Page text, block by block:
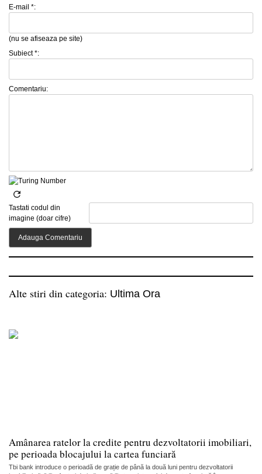
E-mail *:
(nu se afiseaza pe site)
Subiect *:
Comentariu:
Tastati codul din
imagine (doar cifre)
Alte stiri din categoria: Ultima Ora
Amânarea ratelor la credite pentru dezvoltatorii imobiliari,
pe perioada blocajului la cartea funciară
Tbi bank introduce o perioadă de grație de până la două luni pentru dezvoltatorii